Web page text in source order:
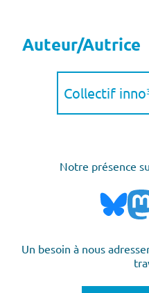
Auteur/Autrice
Collectif
Notre présence
Un besoin à nous